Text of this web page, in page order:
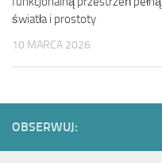
światła i prostoty
10 MARCA 2026
OBSERWUJ: